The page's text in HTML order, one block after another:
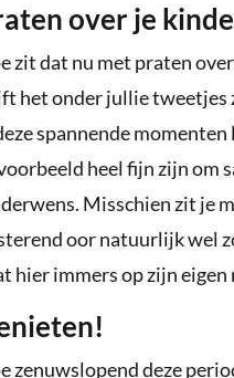
over je
zit dat nu met praten
het onder jullie tweetjes
spannende
heel fijn zijn om
Misschien zit je
oor natuurlijk wel
hier immers op zijn eigen
zenuwslopend deze